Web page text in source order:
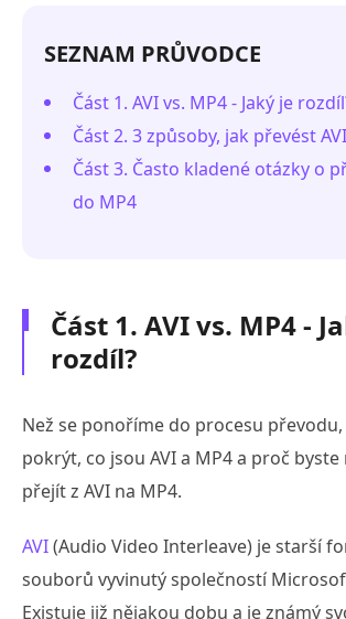
SEZNAM PRŮVODCE
Část 1. AVI vs. MP4 - Jaký je
Část 2. 3 způsoby, jak převést
Část 3. Často kladené otázky o
do MP4
Část 1. AVI vs. MP4 -
rozdíl?
Než se ponoříme do procesu
pokrýt, co jsou AVI a MP4 a proč
přejít z AVI na MP4.
AVI(Audio Video Interleave) je starší
souborů vyvinutý společností
Existuje již nějakou dobu a je známý